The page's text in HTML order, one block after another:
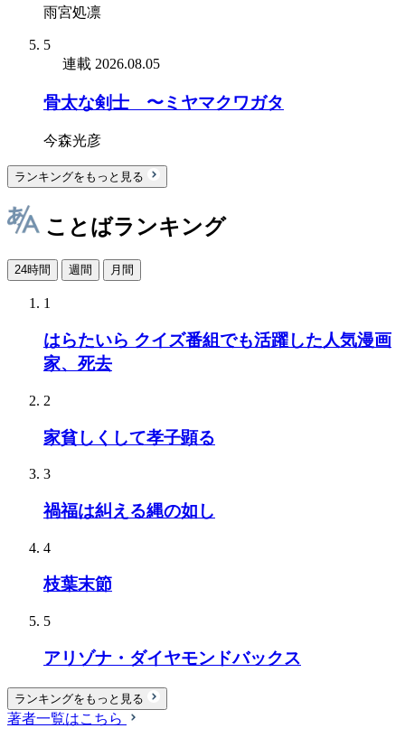
雨宮処凛
5
連載 2026.08.05
骨太な剣士 〜ミヤマクワガタ
今森光彦
ランキングをもっと見る
ことばランキング
24時間 週間 月間
1
はらたいら クイズ番組でも活躍した人気漫画
家、死去
2
家貧しくして孝子顕る
3
禍福は糾える縄の如し
4
枝葉末節
5
アリゾナ・ダイヤモンドバックス
ランキングをもっと見る
著者一覧はこちら